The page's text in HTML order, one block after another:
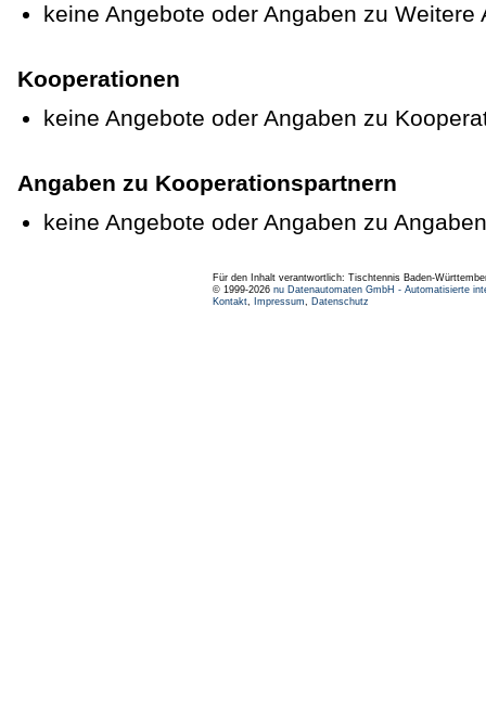
keine Angebote oder Angaben zu Weitere
Kooperationen
keine Angebote oder Angaben zu
Angaben zu Kooperationspartnern
keine Angebote oder Angaben zu
Für den Inhalt verantwortlich: Tischtennis Baden-
© 1999-2026 nu Datenautomaten GmbH - Automatisierte
Kontakt, Impressum, Datenschutz